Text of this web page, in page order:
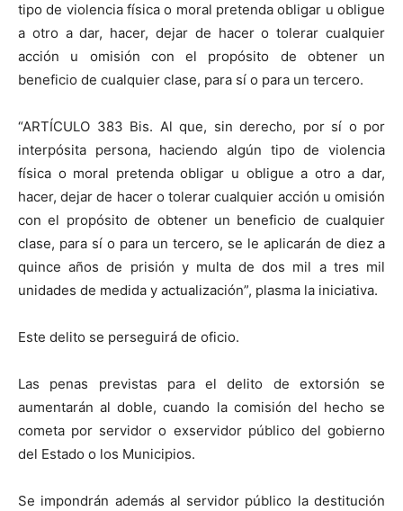
tipo de violencia física o moral pretenda obligar u obligue
a otro a dar, hacer, dejar de hacer o tolerar cualquier
acción u omisión con el propósito de obtener un
beneficio de cualquier clase, para sí o para un tercero.
“ARTÍCULO 383 Bis. Al que, sin derecho, por sí o por
interpósita persona, haciendo algún tipo de violencia
física o moral pretenda obligar u obligue a otro a dar,
hacer, dejar de hacer o tolerar cualquier acción u omisión
con el propósito de obtener un beneficio de cualquier
clase, para sí o para un tercero, se le aplicarán de diez a
quince años de prisión y multa de dos mil a tres mil
unidades de medida y actualización”, plasma la iniciativa.
Este delito se perseguirá de oficio.
Las penas previstas para el delito de extorsión se
aumentarán al doble, cuando la comisión del hecho se
cometa por servidor o exservidor público del gobierno
del Estado o los Municipios.
Se impondrán además al servidor público la destitución